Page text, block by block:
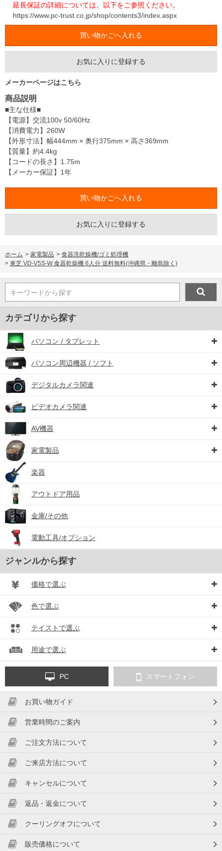
延長保証の詳細については、以下をご参照ください。
https://www.pc-trust.co.jp/shop/contents3/index.aspx
お気に入りに登録する
メーカーページはこちら
商品説明
■主な仕様■
【電源】交流100v 50/60Hz
【消費電力】260W
【外形寸法】幅444mm × 奥行375mm × 高さ369mm
【質量】約4.4kg
【コードの長さ】1.75m
【メーカー保証】1年
お気に入りに登録する
ホーム > 家電製品 > 食器洗乾燥機/ゴミ処理機
> 東芝 VD-V5S-W 食器乾燥機 6人分 送料無料(沖縄県・離島除く)
キーワードから探す
カテゴリから探す
パソコン / タブレット
パソコン周辺機器 / ソフト
デジタルカメラ関連
ビデオカメラ関連
AV機器
家電製品
楽器
アウトドア用品
金庫/その他
電動工具/オプション
ジャンルから探す
価格で選ぶ
色で選ぶ
テイストで選ぶ
用途で選ぶ
PC スマートフォン
お買い物ガイド
営業時間のご案内
ご注文方法について
ご来店方法について
キャンセルについて
返品・返金について
クーリングオフについて
販売価格について